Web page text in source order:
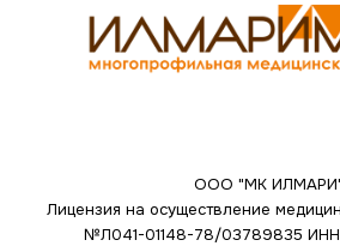
ООО "МК
Лицензия на осуществление
№Л041-01148-78/03789835